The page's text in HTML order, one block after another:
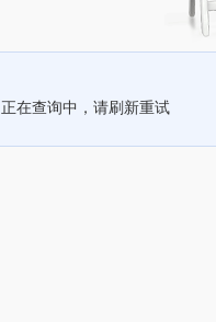
正在查询中，请刷新重试